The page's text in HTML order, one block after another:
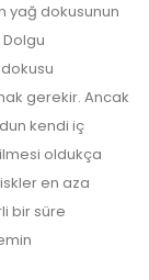
yağ dokusunun
gerekir. Ancak
kendi iç
oldukça
en aza
bir süre